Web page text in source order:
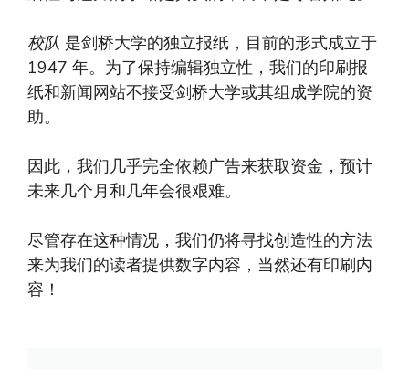
校队 是剑桥大学的独立报纸，目前的形式成立于
1947 年。为了保持编辑独立性，我们的印刷报
纸和新闻网站不接受剑桥大学或其组成学院的资
助。
因此，我们几乎完全依赖广告来获取资金，预计
未来几个月和几年会很艰难。
尽管存在这种情况，我们仍将寻找创造性的方法
来为我们的读者提供数字内容，当然还有印刷内
容！